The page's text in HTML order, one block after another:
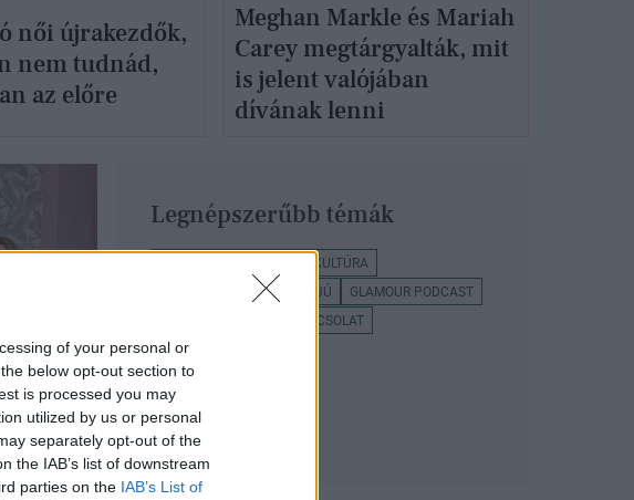
of your personal or
below opt-out section to
is processed you may
utilized by us or personal
separately opt-out of the
the IAB’s list of downstream
parties on the IAB’s List of
női újrakezdők,
nem tudnád,
az előre
Meghan Markle és Mariah
Carey megtárgyalták, mit
is jelent valójában
dívának lenni
Legnépszerűbb témák
KULTÚRA
VISZKOK FRUZSI
INTERJÚ
GLAMOUR PODCAST
PÁRKAPCSOLAT
MEGHAN MARKLE